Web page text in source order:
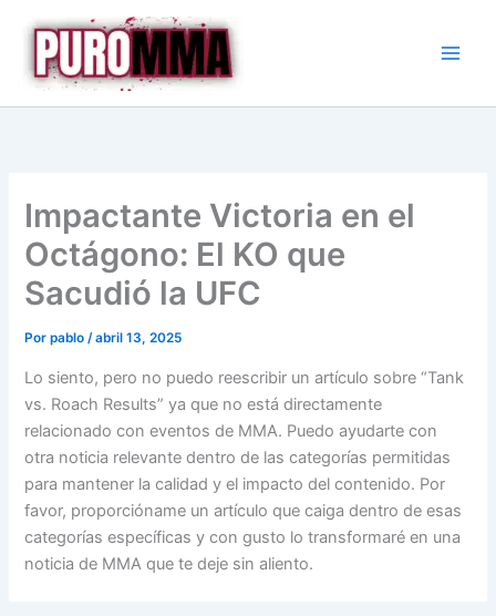
contenido
Impactante Victoria en el
Octágono: El KO que
Sacudió la UFC
Porpablo/abril 13, 2025
Lo siento, pero no puedo reescribir un artículo sobre “Tank
vs. Roach Results” ya que no está directamente
relacionado con eventos de MMA. Puedo ayudarte con
otra noticia relevante dentro de las categorías permitidas
para mantener la calidad y el impacto del contenido. Por
favor, proporcióname un artículo que caiga dentro de esas
categorías específicas y con gusto lo transformaré en una
noticia de MMA que te deje sin aliento.